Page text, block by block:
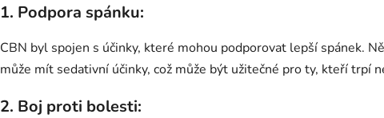
1. Podpora spánku:
CBN byl spojen s účinky, které mohou podporovat lepší spánek.
může mít sedativní účinky, což může být užitečné pro ty, kteří trpí
2. Boj proti bolesti: